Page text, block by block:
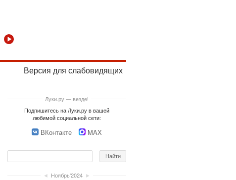
Версия для слабовидящих
Луки.ру — везде!
Подпишитесь на Луки.ру в вашей
любимой социальной сети:
ВКонтакте MAX
◄ Ноябрь'2024 ►